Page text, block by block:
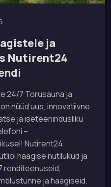
ja
Nutirent24
24/7 Torusauna ja
nüüd uus, innovatiivne
ja iseteenindusliku
–
Nutirent24
haagise nutilukud ja
renditeenuseid,
ja haagiseid.